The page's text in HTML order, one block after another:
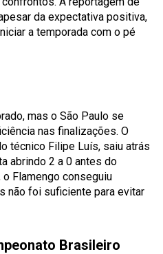
da expectativa positiva,
a temporada com o pé
mas o São Paulo se
nas finalizações. O
técnico Filipe Luís, saiu atrás
abrindo 2 a 0 antes do
o Flamengo conseguiu
não foi suficiente para evitar
Brasileiro